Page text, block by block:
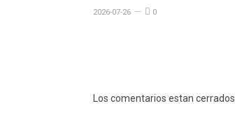
2026-07-26 0
Los comentarios estan cerrados.